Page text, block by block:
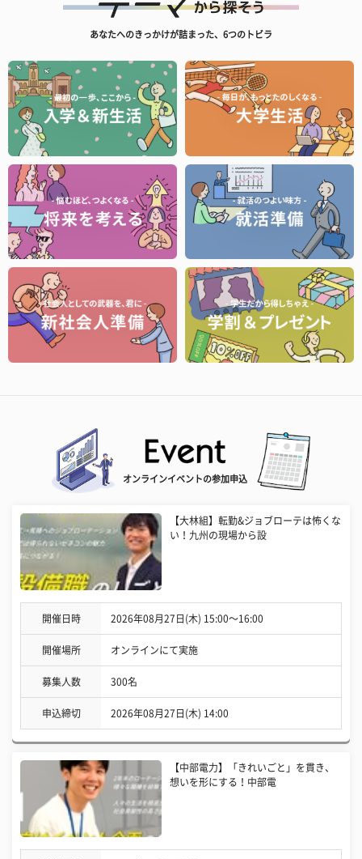
あなたへのきっかけが詰まった、6つのトビラ
オンラインイベントの参加申込
【大林組】転勤&ジョブローテは怖くな
い！九州の現場から設
開催日時 2026年08月27日(木) 15:00〜16:00
開催場所 オンラインにて実施
募集人数 300名
申込締切 2026年08月27日(木) 14:00
【中部電力】「きれいごと」を貫き、
想いを形にする！中部電